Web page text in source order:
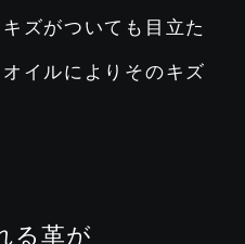
ズがついても目立た
イルによりそのキズ
る革が